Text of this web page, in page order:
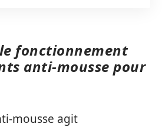
fonctionnement
anti-mousse pour
mousse agit